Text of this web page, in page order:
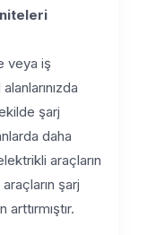
veya iş
şarj
daha
araçların
araçların şarj